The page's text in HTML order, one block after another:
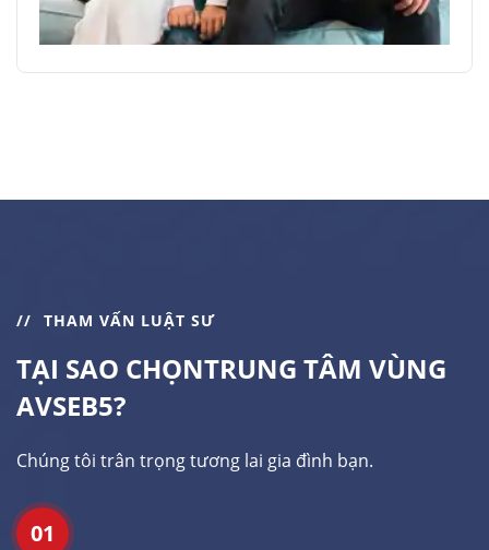
THAM VẤN LUẬT SƯ
TẠI SAO CHỌNTRUNG TÂM VÙNG
AVSEB5?
Chúng tôi trân trọng tương lai gia đình bạn.
01